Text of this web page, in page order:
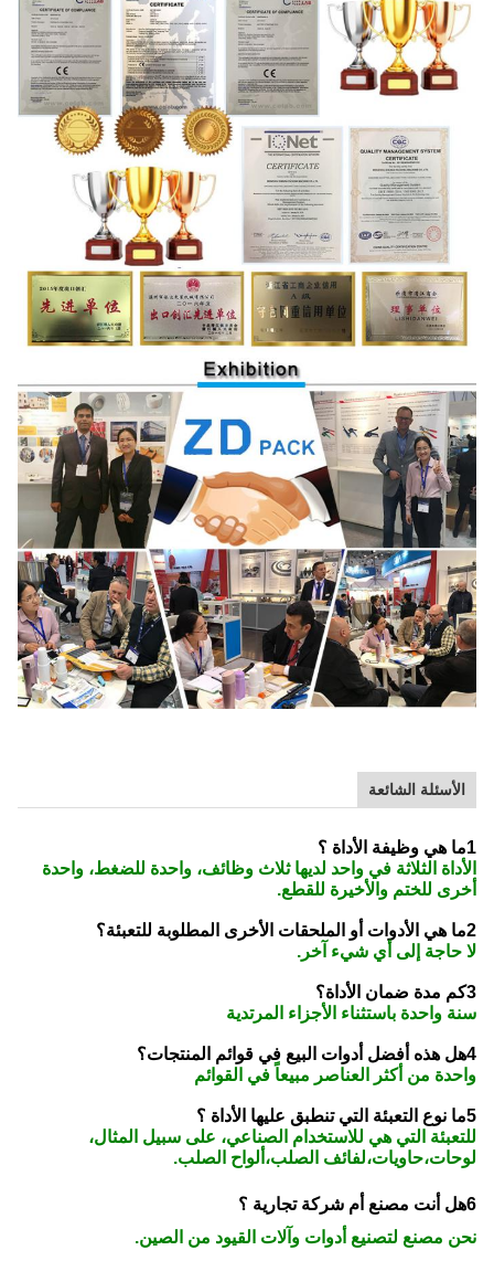
الأسئلة الشائعة
1ما هي وظيفة الأداة ؟
الأداة الثلاثة في واحد لديها ثلاث وظائف، واحدة للضغط، واحدة
أخرى للختم والأخيرة للقطع.
2ما هي الأدوات أو الملحقات الأخرى المطلوبة للتعبئة؟
لا حاجة إلى أي شيء آخر.
3كم مدة ضمان الأداة؟
سنة واحدة باستثناء الأجزاء المرتدية
4هل هذه أفضل أدوات البيع في قوائم المنتجات؟
واحدة من أكثر العناصر مبيعاً في القوائم
5ما نوع التعبئة التي تنطبق عليها الأداة ؟
للتعبئة التي هي للاستخدام الصناعي، على سبيل المثال،
لوحات،حاويات،لفائف الصلب،ألواح الصلب.
6هل أنت مصنع أم شركة تجارية ؟
نحن مصنع لتصنيع أدوات وآلات القيود من الصين.